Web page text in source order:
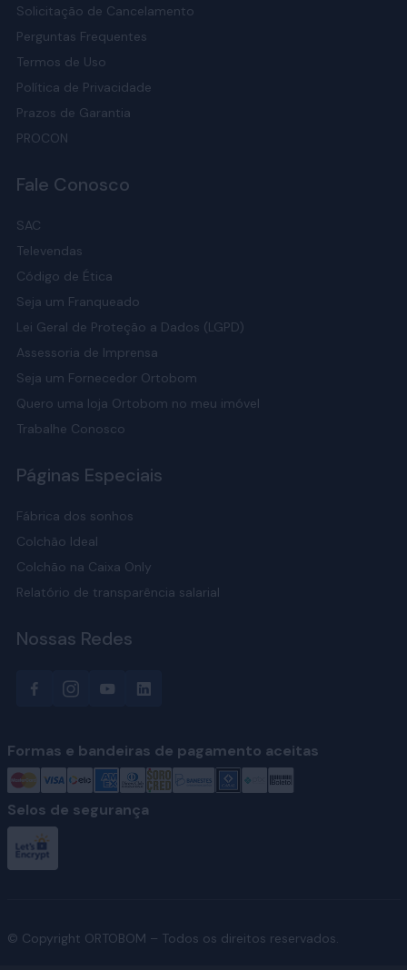
Solicitação de Cancelamento
Perguntas Frequentes
Termos de Uso
Política de Privacidade
Prazos de Garantia
PROCON
Fale Conosco
SAC
Televendas
Código de Ética
Seja um Franqueado
Lei Geral de Proteção a Dados (LGPD)
Assessoria de Imprensa
Seja um Fornecedor Ortobom
Quero uma loja Ortobom no meu imóvel
Trabalhe Conosco
Páginas Especiais
Fábrica dos sonhos
Colchão Ideal
Colchão na Caixa Only
Relatório de transparência salarial
Nossas Redes
Formas e bandeiras de pagamento aceitas
Selos de segurança
© Copyright ORTOBOM – Todos os direitos reservados.